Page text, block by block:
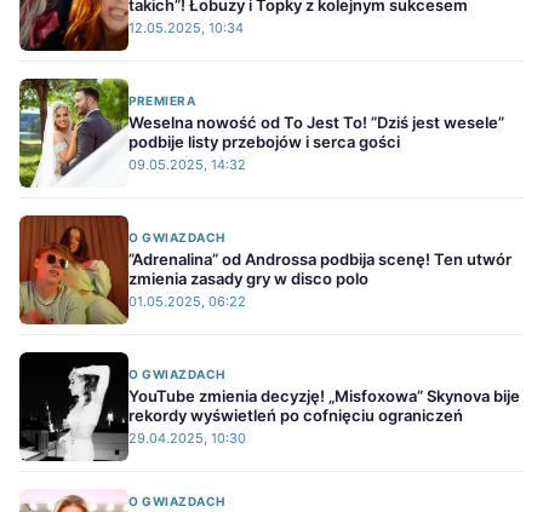
takich”! Łobuzy i Topky z kolejnym sukcesem
12.05.2025, 10:34
PREMIERA
Weselna nowość od To Jest To! ”Dziś jest wesele”
podbije listy przebojów i serca gości
09.05.2025, 14:32
O GWIAZDACH
”Adrenalina” od Androssa podbija scenę! Ten utwór
zmienia zasady gry w disco polo
01.05.2025, 06:22
O GWIAZDACH
YouTube zmienia decyzję! „Misfoxowa” Skynova bije
rekordy wyświetleń po cofnięciu ograniczeń
29.04.2025, 10:30
O GWIAZDACH